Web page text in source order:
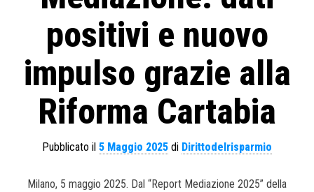
positivi e nuovo
impulso grazie alla
Riforma Cartabia
Pubblicato il 5 Maggio 2025 di Dirittodelrisparmio
Milano, 5 maggio 2025. Dal “Report Mediazione 2025” della